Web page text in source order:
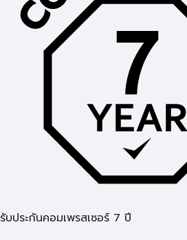
รับประกันคอมเพรสเซอร์ 7 ปี